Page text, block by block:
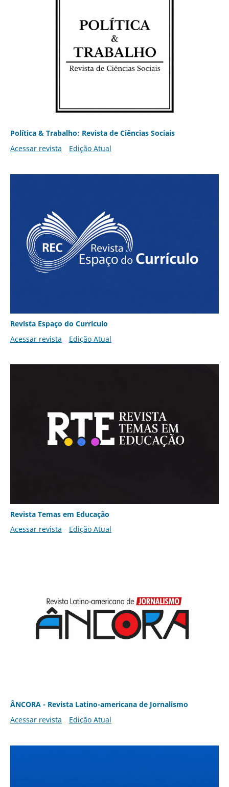
Política & Trabalho: Revista de Ciências Sociais
Acessar revista
Edição Atual
Revista Espaço do Currículo
Acessar revista
Edição Atual
Revista Temas em Educação
Acessar revista
Edição Atual
ÂNCORA - Revista Latino-americana de Jornalismo
Acessar revista
Edição Atual